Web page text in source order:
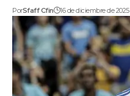
PorSfaff Cfin 16 de diciembre de 2025